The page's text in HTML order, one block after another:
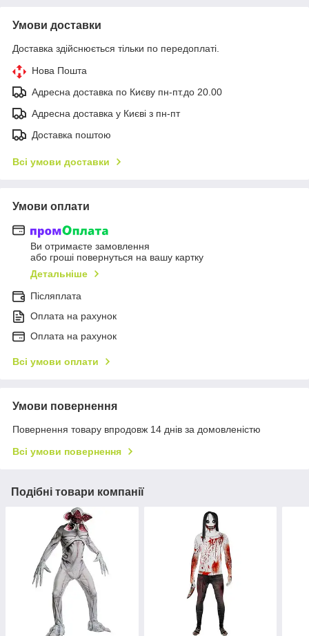
Умови доставки
Доставка здійснюється тільки по передоплаті.
Нова Пошта
Адресна доставка по Києву пн-пт.до 20.00
Адресна доставка у Києві з пн-пт
Доставка поштою
Всі умови доставки
Умови оплати
Ви отримаєте замовлення
або гроші повернуться на вашу картку
Детальніше
Післяплата
Оплата на рахунок
Оплата на рахунок
Всі умови оплати
Умови повернення
Повернення товару впродовж 14 днів за домовленістю
Всі умови повернення
Подібні товари компанії